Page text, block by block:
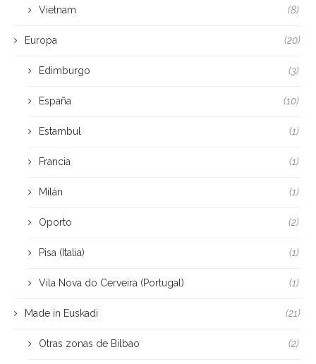
Vietnam (8)
Europa (20)
Edimburgo (3)
España (10)
Estambul (1)
Francia (1)
Milán (1)
Oporto (2)
Pisa (Italia) (1)
Vila Nova do Cerveira (Portugal) (1)
Made in Euskadi (21)
Otras zonas de Bilbao (2)